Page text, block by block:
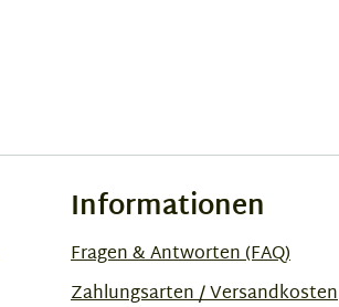
Informationen
Fragen & Antworten (FAQ)
Zahlungsarten / Versandkosten